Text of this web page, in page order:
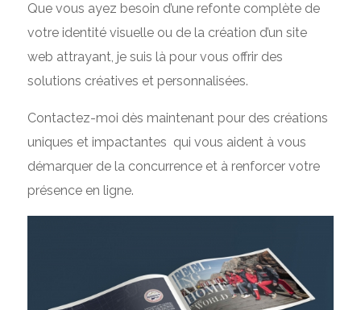
Que vous ayez besoin d’une refonte complète de
votre identité visuelle ou de la création d’un site
web attrayant, je suis là pour vous offrir des
solutions créatives et personnalisées.
Contactez-moi dès maintenant pour des créations
uniques et impactantes qui vous aident à vous
démarquer de la concurrence et à renforcer votre
présence en ligne.